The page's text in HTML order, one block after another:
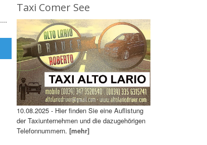
Taxi Comer See
10.08.2025 - Hier finden Sie eine Auflistung
der Taxiunternehmen und die dazugehörigen
Telefonnummern. [mehr]